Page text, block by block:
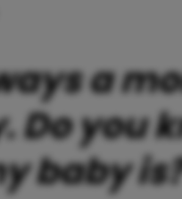
a
Do you
baby